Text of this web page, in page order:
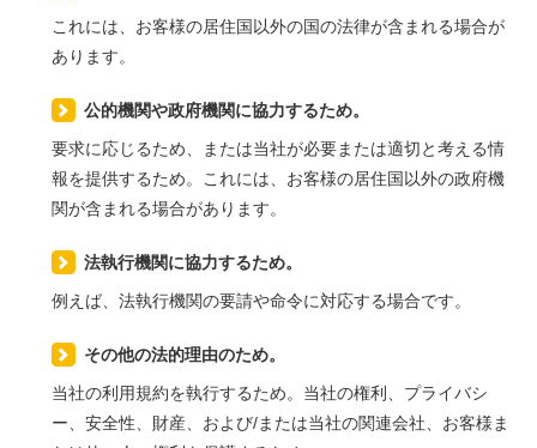
これには、お客様の居住国以外の国の法律が含まれる場合が
あります。
公的機関や政府機関に協力するため。
要求に応じるため、または当社が必要または適切と考える情
報を提供するため。これには、お客様の居住国以外の政府機
関が含まれる場合があります。
法執行機関に協力するため。
例えば、法執行機関の要請や命令に対応する場合です。
その他の法的理由のため。
当社の利用規約を執行するため。当社の権利、プライバシ
ー、安全性、財産、および/または当社の関連会社、お客様ま